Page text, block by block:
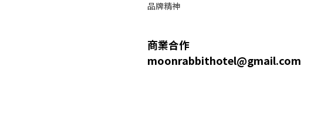
品牌精神
商業合作
moonrabbithotel@gmail.com